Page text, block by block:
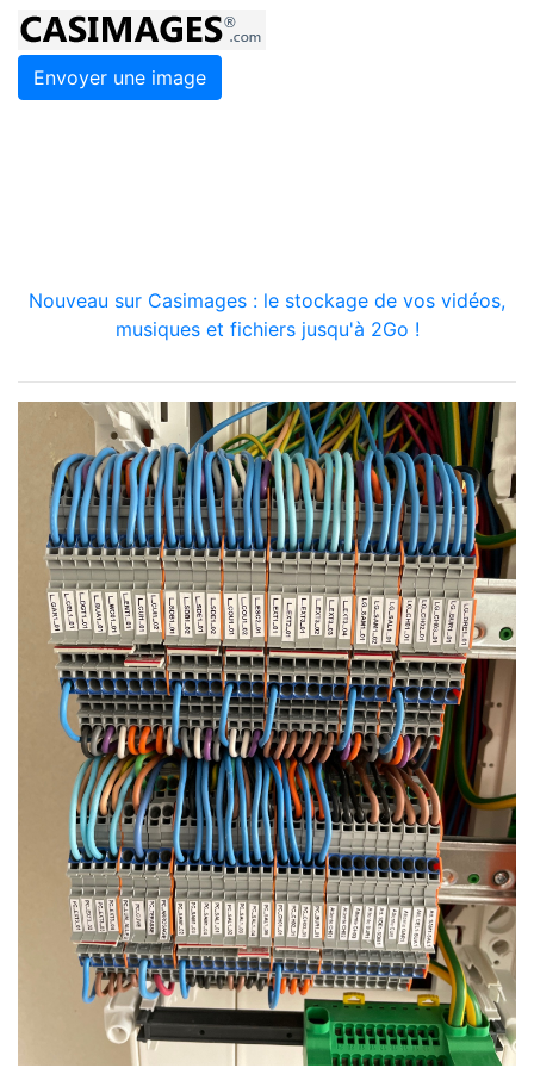
Envoyer une image
Nouveau sur Casimages : le stockage de vos vidéos,
musiques et fichiers jusqu'à 2Go !